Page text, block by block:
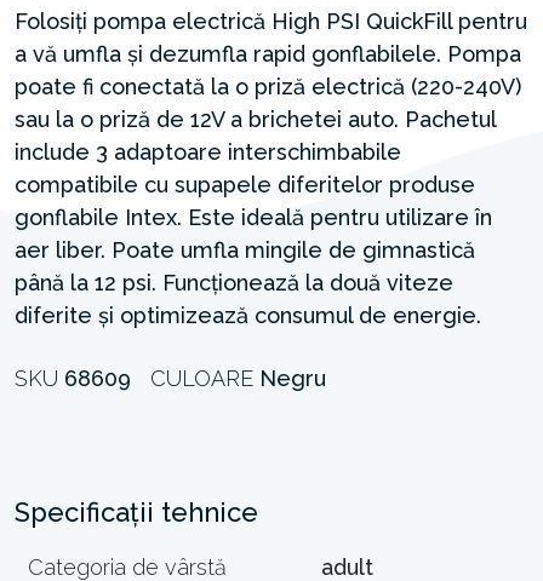
Folosiți pompa electrică High PSI QuickFill pentru
a vă umfla și dezumfla rapid gonflabilele. Pompa
poate fi conectată la o priză electrică (220-240V)
sau la o priză de 12V a brichetei auto. Pachetul
include 3 adaptoare interschimbabile
compatibile cu supapele diferitelor produse
gonflabile Intex. Este ideală pentru utilizare în
aer liber. Poate umfla mingile de gimnastică
până la 12 psi. Funcționează la două viteze
diferite și optimizează consumul de energie.
SKU 68609 CULOARE Negru
Specificații tehnice
Categoria de vârstă adult